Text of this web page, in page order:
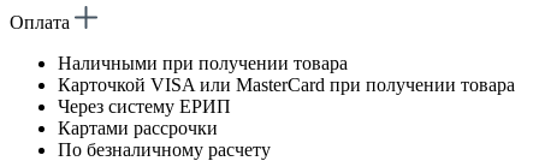
Оплата
Наличными при получении товара
Карточкой VISA или MasterCard при получении товара
Через систему ЕРИП
Картами рассрочки
По безналичному расчету